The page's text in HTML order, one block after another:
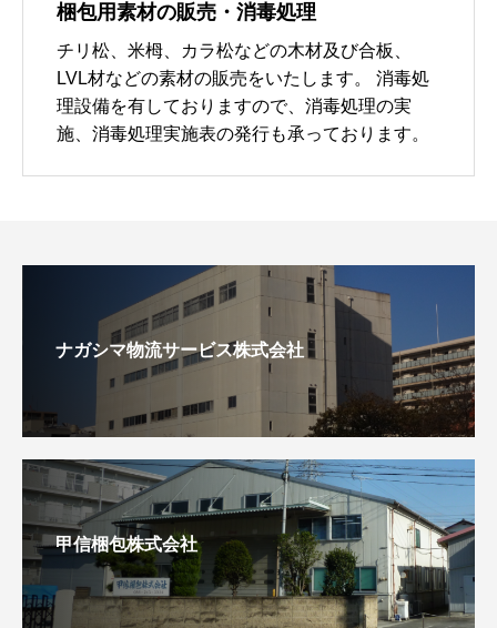
梱包用素材の販売・消毒処理
チリ松、米栂、カラ松などの木材及び合板、
LVL材などの素材の販売をいたします。 消毒処
理設備を有しておりますので、消毒処理の実
施、消毒処理実施表の発行も承っております。
ナガシマ物流サービス株式会社
甲信梱包株式会社